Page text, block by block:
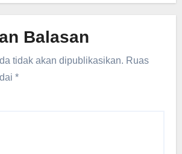
Balasan
tidak akan dipublikasikan. Ruas
*